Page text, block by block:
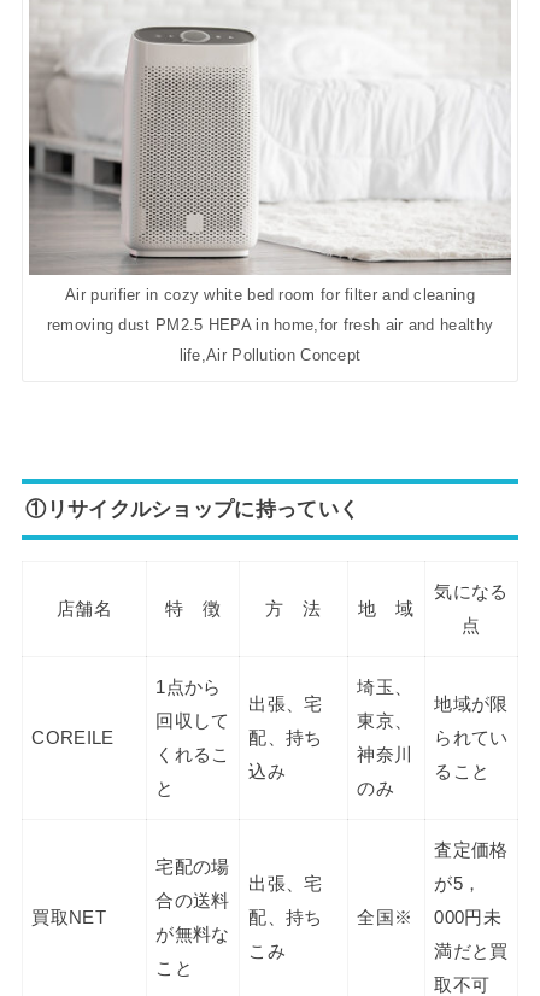
Air purifier in cozy white bed room for filter and cleaning
removing dust PM2.5 HEPA in home,for fresh air and healthy
life,Air Pollution Concept
①リサイクルショップに持っていく
店舗名 特 徴 方 法 地 域
気になる
点
COREILE
1点から
回収して
くれるこ
と
出張、宅
配、持ち
込み
埼玉、
東京、
神奈川
のみ
地域が限
られてい
ること
買取NET
宅配の場
合の送料
が無料な
こと
出張、宅
配、持ち
こみ
全国※
査定価格
が5，
000円未
満だと買
取不可